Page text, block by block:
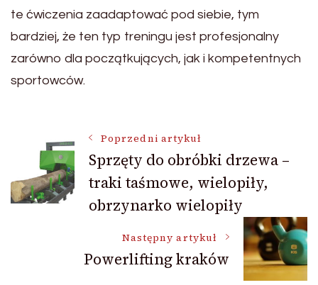
te ćwiczenia zaadaptować pod siebie, tym
bardziej, że ten typ treningu jest profesjonalny
zarówno dla początkujących, jak i kompetentnych
sportowców.
Nawigacja
wpisu
Poprzedni artykuł
Sprzęty do obróbki drzewa –
traki taśmowe, wielopiły,
obrzynarko wielopiły
Następny artykuł
Powerlifting kraków